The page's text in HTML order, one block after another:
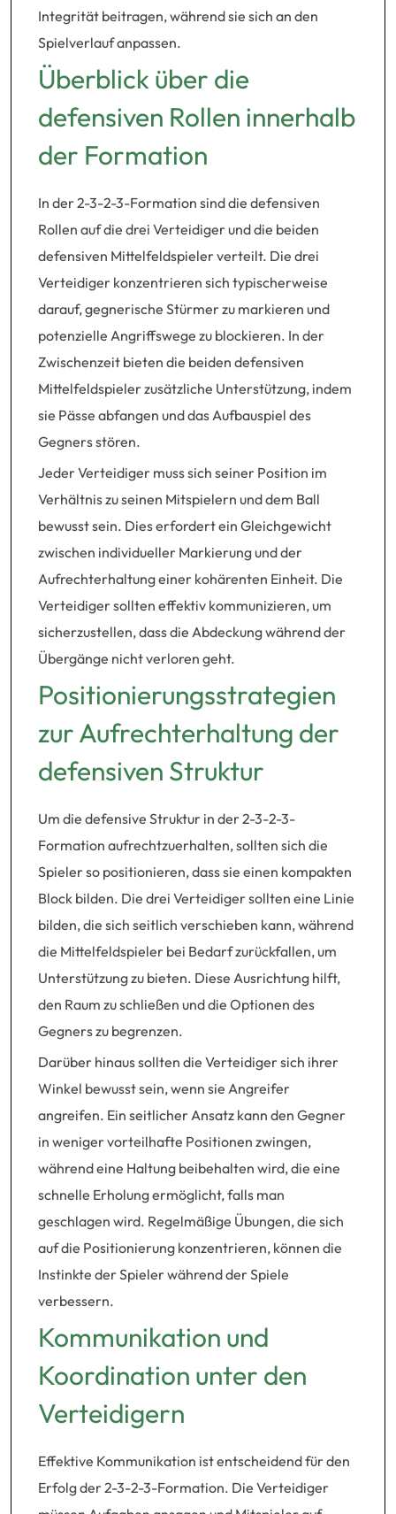
Integrität beitragen, während sie sich an den
Spielverlauf anpassen.
Überblick über die
defensiven Rollen innerhalb
der Formation
In der 2-3-2-3-Formation sind die defensiven
Rollen auf die drei Verteidiger und die beiden
defensiven Mittelfeldspieler verteilt. Die drei
Verteidiger konzentrieren sich typischerweise
darauf, gegnerische Stürmer zu markieren und
potenzielle Angriffswege zu blockieren. In der
Zwischenzeit bieten die beiden defensiven
Mittelfeldspieler zusätzliche Unterstützung, indem
sie Pässe abfangen und das Aufbauspiel des
Gegners stören.
Jeder Verteidiger muss sich seiner Position im
Verhältnis zu seinen Mitspielern und dem Ball
bewusst sein. Dies erfordert ein Gleichgewicht
zwischen individueller Markierung und der
Aufrechterhaltung einer kohärenten Einheit. Die
Verteidiger sollten effektiv kommunizieren, um
sicherzustellen, dass die Abdeckung während der
Übergänge nicht verloren geht.
Positionierungsstrategien
zur Aufrechterhaltung der
defensiven Struktur
Um die defensive Struktur in der 2-3-2-3-
Formation aufrechtzuerhalten, sollten sich die
Spieler so positionieren, dass sie einen kompakten
Block bilden. Die drei Verteidiger sollten eine Linie
bilden, die sich seitlich verschieben kann, während
die Mittelfeldspieler bei Bedarf zurückfallen, um
Unterstützung zu bieten. Diese Ausrichtung hilft,
den Raum zu schließen und die Optionen des
Gegners zu begrenzen.
Darüber hinaus sollten die Verteidiger sich ihrer
Winkel bewusst sein, wenn sie Angreifer
angreifen. Ein seitlicher Ansatz kann den Gegner
in weniger vorteilhafte Positionen zwingen,
während eine Haltung beibehalten wird, die eine
schnelle Erholung ermöglicht, falls man
geschlagen wird. Regelmäßige Übungen, die sich
auf die Positionierung konzentrieren, können die
Instinkte der Spieler während der Spiele
verbessern.
Kommunikation und
Koordination unter den
Verteidigern
Effektive Kommunikation ist entscheidend für den
Erfolg der 2-3-2-3-Formation. Die Verteidiger